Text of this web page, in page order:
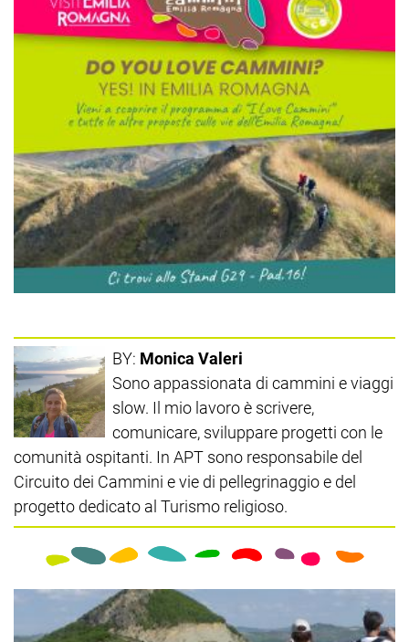
BY: Monica Valeri
Sono appassionata di cammini e viaggi
slow. Il mio lavoro è scrivere,
comunicare, sviluppare progetti con le
comunità ospitanti. In APT sono responsabile del
Circuito dei Cammini e vie di pellegrinaggio e del
progetto dedicato al Turismo religioso.